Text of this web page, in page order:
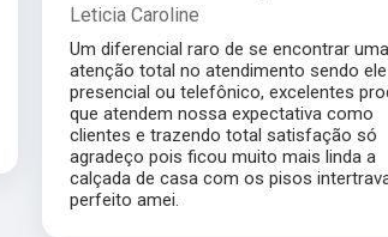
Leticia Caroline
Um diferencial raro de se encontrar uma
atenção total no atendimento sendo ele
presencial ou telefônico, excelentes produtos
que atendem nossa expectativa como
clientes e trazendo total satisfação só
agradeço pois ficou muito mais linda a
calçada de casa com os pisos intertravados
perfeito amei.